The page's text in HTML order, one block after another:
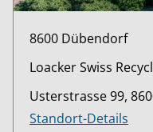
8600 Dübendorf
Loacker Swiss
Usterstrasse 99,
Standort-Details